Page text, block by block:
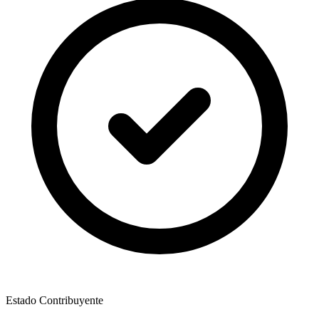
Estado Contribuyente